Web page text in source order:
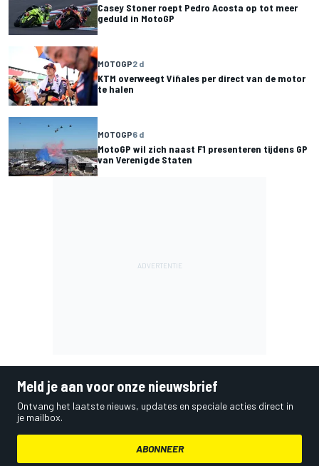
Casey Stoner roept Pedro Acosta op tot meer
geduld in MotoGP
MOTOGP2 d
KTM overweegt Viñales per direct van de motor
te halen
MOTOGP6 d
MotoGP wil zich naast F1 presenteren tijdens GP
van Verenigde Staten
Meld je aan voor onze nieuwsbrief
Ontvang het laatste nieuws, updates en speciale acties direct in
je mailbox.
ABONNEER